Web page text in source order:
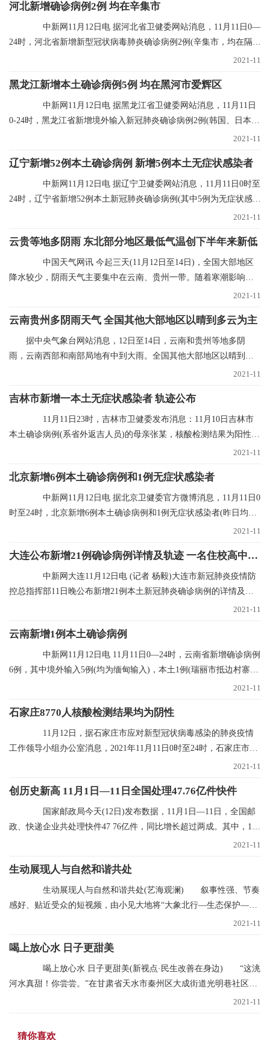
河北新增确诊病例2例 均在辛集市
中新网11月12日电 据河北省卫健委网站消息，11月11日0—
24时，河北省新增新型冠状病毒肺炎确诊病例2例(辛集市，均在隔离
2021-11
黑龙江新增本土确诊病例5例 均在黑河市爱辉区
中新网11月12日电 据黑龙江省卫健委网站消息，11月11日
0-24时，黑龙江省新增境外输入新冠肺炎确诊病例2例(韩国、日本输
2021-11
辽宁新增52例本土确诊病例 新增5例本土无症状感染者
中新网11月12日电 据辽宁卫健委网站消息，11月11日0时至
24时，辽宁省新增52例本土新冠肺炎确诊病例(其中5例为无症状感染
2021-11
云贵等地多阴雨 东北部分地区最低气温创下半年来新低
中国天气网讯 今起三天(11月12日至14日)，全国大部地区
降水较少，阴雨天气主要集中在云南、贵州一带。随着寒潮影响结
2021-11
云南贵州多阴雨天气 全国其他大部地区以晴到多云为主
据中央气象台网站消息，12日至14日，云南和贵州等地多阴
雨，云南西部和南部局地有中到大雨。全国其他大部地区以晴到多
2021-11
吉林市新增一本土无症状感染者 轨迹公布
11月11日23时，吉林市卫健委发布消息：11月10日吉林市
本土确诊病例(系省外返吉人员)的母亲张某，核酸检测结果为阳性，
2021-11
北京新增6例本土确诊病例和1例无症状感染者
中新网11月12日电 据北京卫健委官方微博消息，11月11日0
时至24时，北京新增6例本土确诊病例和1例无症状感染者(昨日均已
2021-11
大连公布新增21例确诊病例详情及轨迹 一名住校高中生确诊
中新网大连11月12日电 (记者 杨毅)大连市新冠肺炎疫情防
控总指挥部11日晚公布新增21例本土新冠肺炎确诊病例的详情及行
2021-11
云南新增1例本土确诊病例
中新网11月12日电 11月11日0—24时，云南省新增确诊病例
6例，其中境外输入5例(均为缅甸输入)，本土1例(瑞丽市抵边村寨重
2021-11
石家庄8770人核酸检测结果均为阴性
11月12日，据石家庄市应对新型冠状病毒感染的肺炎疫情
工作领导小组办公室消息，2021年11月11日0时至24时，石家庄市对
2021-11
创历史新高 11月1日—11日全国处理47.76亿件快件
国家邮政局今天(12日)发布数据，11月1日—11日，全国邮
政、快递企业共处理快件47 76亿件，同比增长超过两成。其中，11
2021-11
生动展现人与自然和谐共处
生动展现人与自然和谐共处(艺海观澜) 叙事性强、节奏
感好、贴近受众的短视频，由小见大地将“大象北行—生态保护—文
2021-11
喝上放心水 日子更甜美
喝上放心水 日子更甜美(新视点·民生改善在身边) “这洮
河水真甜！你尝尝。”在甘肃省天水市秦州区大成街道光明巷社区，
2021-11
猜你喜欢